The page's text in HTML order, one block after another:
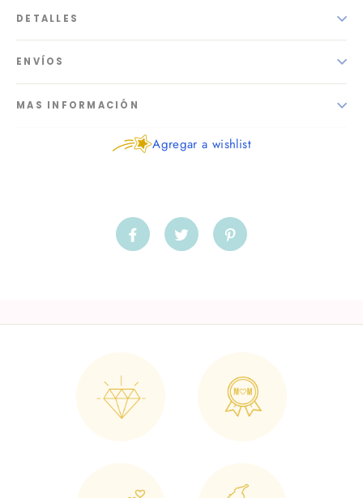
DETALLES
ENVÍOS
MAS INFORMACIÓN
Agregar a wishlist
Compartir Tuitear
Pinear